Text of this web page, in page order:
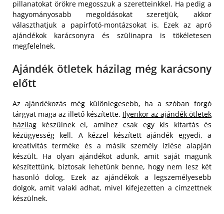
pillanatokat örökre megosszuk a szeretteinkkel. Ha pedig a
hagyományosabb megoldásokat szeretjük, akkor
választhatjuk a papírfotó-montázsokat is. Ezek az apró
ajándékok karácsonyra és szülinapra is tökéletesen
megfelelnek.
Ajándék ötletek házilag még karácsony
előtt
Az ajándékozás még különlegesebb, ha a szóban forgó
tárgyat maga az illető készítette. Ilyenkor az ajándék ötletek
házilag készülnek el, amihez csak egy kis kitartás és
kézügyesség kell. A kézzel készített ajándék egyedi, a
kreativitás terméke és a másik személy ízlése alapján
készült. Ha olyan ajándékot adunk, amit saját magunk
készítettünk, biztosak lehetünk benne, hogy nem lesz két
hasonló dolog. Ezek az ajándékok a legszemélyesebb
dolgok, amit valaki adhat, mivel kifejezetten a címzettnek
készülnek.